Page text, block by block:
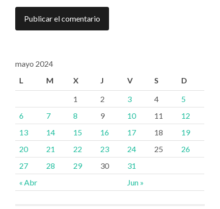
mayo 2024
L
M X J V S D
« Abr Jun »
1 2 3 4
5
6
7 8 9 10 11
12
13
14 15 16 17 18
19
20
21 22 23 24 25
26
27
28 29 30 31